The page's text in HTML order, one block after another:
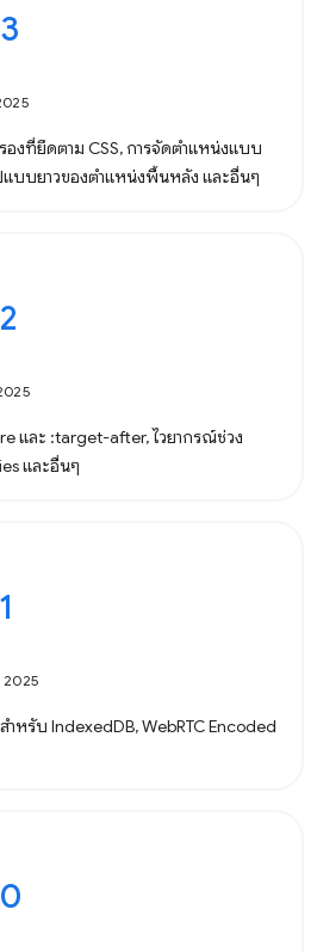
องที่ยึดตาม CSS, การจัดตำแหน่งแบบ
บบยาวของตำแหน่งพื้นหลัง และอื่นๆ
และ :target-after, ไวยากรณ์ช่วง
และอื่นๆ
2025
หรับ IndexedDB, WebRTC Encoded